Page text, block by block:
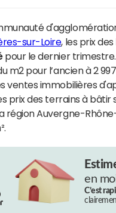
sur-Loire, les prix
pour le dernier
m2 pour l’ancien à 2
ventes immobilières
prix des terrains à bâtir
région Auvergne-
en
C’est